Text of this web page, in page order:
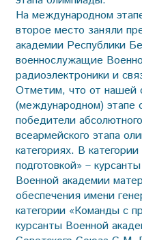
На международном
второе место заняли
академии Республики
военнослужащие
радиоэлектроники и
Отметим, что от нашей
(международном) этапе
победители
всеармейского этапа
категориях. В
подготовкой» –
Военной академии
обеспечения имени
категории «Команды с
курсанты Военной